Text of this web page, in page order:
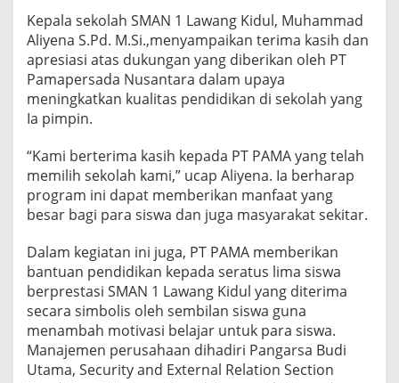
Kepala sekolah SMAN 1 Lawang Kidul, Muhammad
Aliyena S.Pd. M.Si.,menyampaikan terima kasih dan
apresiasi atas dukungan yang diberikan oleh PT
Pamapersada Nusantara dalam upaya
meningkatkan kualitas pendidikan di sekolah yang
Ia pimpin.
“Kami berterima kasih kepada PT PAMA yang telah
memilih sekolah kami,” ucap Aliyena. Ia berharap
program ini dapat memberikan manfaat yang
besar bagi para siswa dan juga masyarakat sekitar.
Dalam kegiatan ini juga, PT PAMA memberikan
bantuan pendidikan kepada seratus lima siswa
berprestasi SMAN 1 Lawang Kidul yang diterima
secara simbolis oleh sembilan siswa guna
menambah motivasi belajar untuk para siswa.
Manajemen perusahaan dihadiri Pangarsa Budi
Utama, Security and External Relation Section